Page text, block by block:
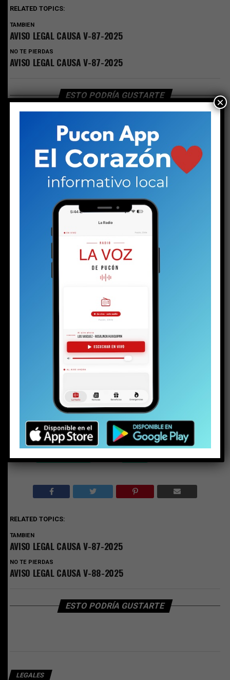
RELATED TOPICS:
TAMBIEN
AVISO LEGAL CAUSA V-87-2025
NO TE PIERDAS
AVISO LEGAL CAUSA V-87-2025
ESTO PODRÍA GUSTARTE
LEGALES
AVISO LEGAL CAUSA V-87-2025
2 semanas atrás en Julio 23, 2026
Director
Share this:
RELATED TOPICS:
TAMBIEN
AVISO LEGAL CAUSA V-87-2025
NO TE PIERDAS
AVISO LEGAL CAUSA V-88-2025
ESTO PODRÍA GUSTARTE
LEGALES
×